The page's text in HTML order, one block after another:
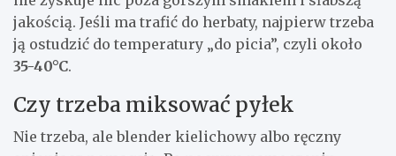
jakością. Jeśli ma trafić do herbaty, najpierw trzeba
ją ostudzić do temperatury „do picia”, czyli około
35-40°C.
Czy trzeba miksować pyłek
Nie trzeba, ale blender kielichowy albo ręczny